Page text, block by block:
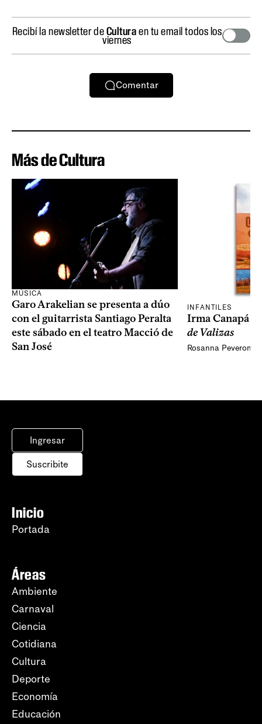
Recibí la newsletter deCulturaen tu email todos los
viernes
Comentar
Más de Cultura
MÚSICA
Garo Arakelian se presenta a dúo
con el guitarrista Santiago Peralta
este sábado en el teatro Macció de
San José
INFANTILES
Irma Canapá
de Valizas
Rosanna Peveroni
Ingresar
Suscribite
Inicio
Portada
Áreas
Ambiente
Carnaval
Ciencia
Cotidiana
Cultura
Deporte
Economía
Educación